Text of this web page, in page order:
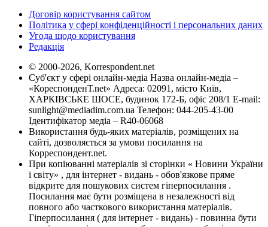
Договір користування сайтом
Політика у сфері конфіденційності і персональних даних
Угода щодо користування
Редакція
© 2000-2026, Korrespondent.net
Суб'єкт у сфері онлайн-медіа Назва онлайн-медіа –
«КореспонденТ.net» Адреса: 02091, місто Київ,
ХАРКІВСЬКЕ ШОСЕ, будинок 172-Б, офіс 208/1 E-mail:
sunlight@mediadim.com.ua Телефон: 044-205-43-00
Ідентифікатор медіа – R40-06068
Використання будь-яких матеріалів, розміщених на
сайті, дозволяється за умови посилання на
Корреспондент.net.
При копіюванні матеріалів зі сторінки « Новини України
і світу» , для інтернет - видань - обов'язкове пряме
відкрите для пошукових систем гіперпосилання .
Посилання має бути розміщена в незалежності від
повного або часткового використання матеріалів.
Гіперпосилання ( для інтернет - видань) - повинна бути